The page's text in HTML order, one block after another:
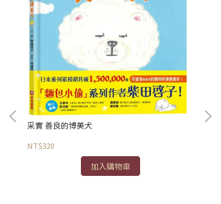
采實 善良的博美犬
NT$320
加入購物車